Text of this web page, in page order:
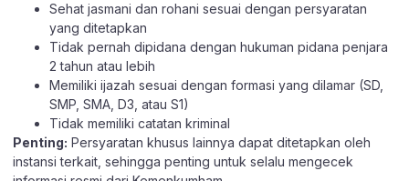
Sehat jasmani dan rohani sesuai dengan persyaratan
yang ditetapkan
Tidak pernah dipidana dengan hukuman pidana penjara
2 tahun atau lebih
Memiliki ijazah sesuai dengan formasi yang dilamar (SD,
SMP, SMA, D3, atau S1)
Tidak memiliki catatan kriminal
Penting: Persyaratan khusus lainnya dapat ditetapkan oleh
instansi terkait, sehingga penting untuk selalu mengecek